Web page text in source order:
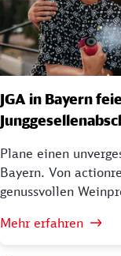
JGA in Bayern
Plane einen
Bayern. Von
genussvollen
Mehr erfahren